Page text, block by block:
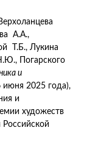
А.А.,
Т.Б., Лукина
Погарского
и
июня 2025 года),
и
художеств